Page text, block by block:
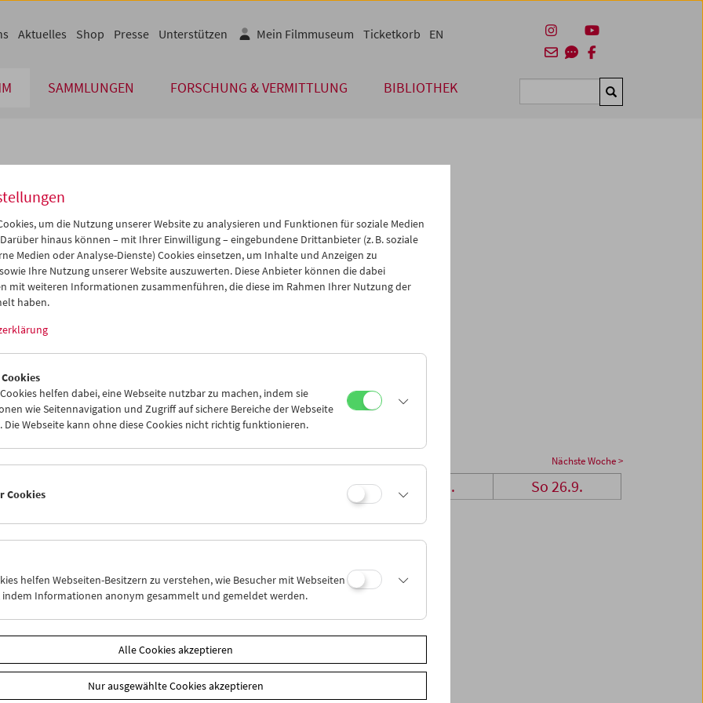
SAMMLUNGEN FORSCHUNG & VERMITTLUNG BIBLIOTHEK Suchen
Aktuelles Shop Presse Unterstützen Mein Filmmuseum Ticketkorb EN
Sep 2027 >>
Mi Do Fr Sa So
01 02 03 04
05
08 09 10 11
12
15 16
22 23
06
iCalender
Programmheft-PDF
English language or subtitles
Nächste Woche >
Mi 22.9. Sa 25.9. So 26.9.
um die Nutzung unserer Website zu analysieren und Funktionen für soziale Medien
hinaus können – mit Ihrer Einwilligung – eingebundene Drittanbieter (z. B. soziale
Medien oder Analyse-Dienste) Cookies einsetzen, um Inhalte und Anzeigen zu
Ihre Nutzung unserer Website auszuwerten. Diese Anbieter können die dabei
mit weiteren Informationen zusammenführen, die diese im Rahmen Ihrer Nutzung der
haben.
helfen dabei, eine Webseite nutzbar zu machen, indem sie
wie Seitennavigation und Zugriff auf sichere Bereiche der Webseite
Die Webseite kann ohne diese Cookies nicht richtig funktionieren.
Cookies
helfen Webseiten-Besitzern zu verstehen, wie Besucher mit Webseiten
indem Informationen anonym gesammelt und gemeldet werden.
Alle Cookies akzeptieren
Nur ausgewählte Cookies akzeptieren